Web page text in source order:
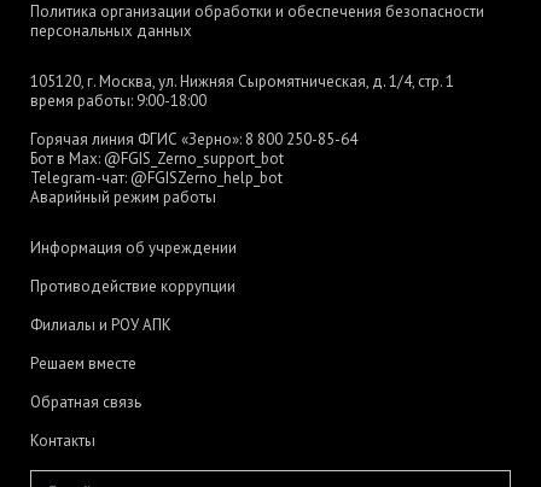
Политика организации обработки и обеспечения безопасности
персональных данных
105120, г. Москва, ул. Нижняя Сыромятническая, д. 1/4, стр. 1
время работы: 9:00-18:00
Горячая линия ФГИС «Зерно»: 8 800 250-85-64
Бот в Max: @FGIS_Zerno_support_bot
Telegram-чат: @FGISZerno_help_bot
Аварийный режим работы
Информация об учреждении
Противодействие коррупции
Филиалы и РОУ АПК
Решаем вместе
Обратная связь
Контакты